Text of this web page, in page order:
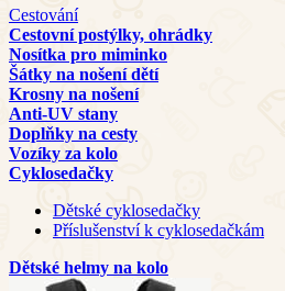
Cestování
Cestovní postýlky, ohrádky
Nosítka pro miminko
Šátky na nošení dětí
Krosny na nošení
Anti-UV stany
Doplňky na cesty
Vozíky za kolo
Cyklosedačky
Dětské cyklosedačky
Příslušenství k cyklosedačkám
Dětské helmy na kolo